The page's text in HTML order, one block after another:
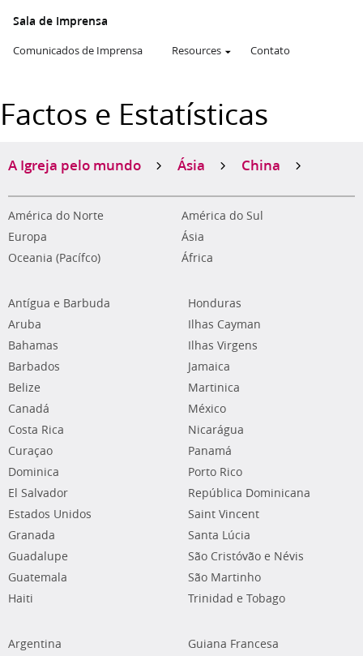
Sala de Imprensa
Comunicados de Imprensa Resources Contato
Factos e Estatísticas
A Igreja pelo mundo Ásia China
América do Norte
América do Sul
Europa
Ásia
Oceania (Pacífco)
África
Antígua e Barbuda
Aruba
Bahamas
Barbados
Belize
Canadá
Costa Rica
Curaçao
Dominica
El Salvador
Estados Unidos
Granada
Guadalupe
Guatemala
Haiti
Honduras
Ilhas Cayman
Ilhas Virgens
Jamaica
Martinica
México
Nicarágua
Panamá
Porto Rico
República Dominicana
Saint Vincent
Santa Lúcia
São Cristóvão e Névis
São Martinho
Trinidad e Tobago
Argentina
Guiana Francesa